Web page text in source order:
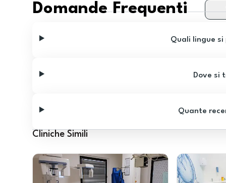
Domande Frequenti
Quali lingue si
Dove si
Quante
Cliniche Simili